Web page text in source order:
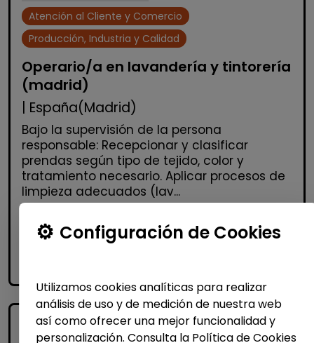
Atención al Cliente y Comercio
Producción, Industria y Calidad
Operario/a en lavandería y tintorería
(madrid)
| España(Madrid)
Bajo la supervisión de la persona
responsable: Recepcionar y clasificar
prendas según tipo de tejido, color y
tratamiento necesario. Aplicar procesos de
limpieza adecuados (lav...
Me interesa
Configuración de Cookies
Utilizamos cookies analíticas para realizar
análisis de uso y de medición de nuestra web
así como ofrecer una mejor funcionalidad y
personalización. Consulta la Política de Cookies